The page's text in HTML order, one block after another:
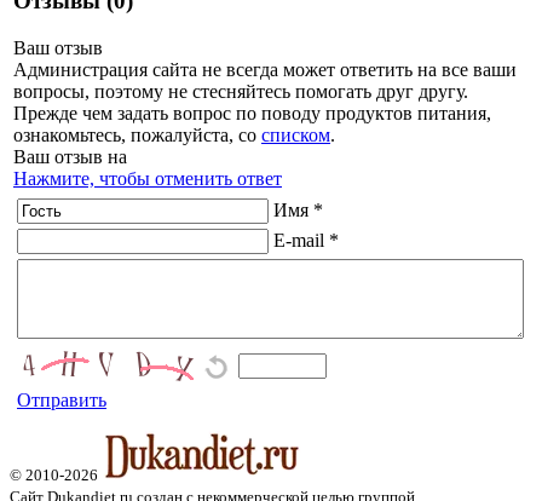
Ваш отзыв
Администрация сайта не всегда может ответить на все ваши
вопросы, поэтому не стесняйтесь помогать друг другу.
Прежде чем задать вопрос по поводу продуктов питания,
ознакомьтесь, пожалуйста, со списком.
Ваш отзыв на
Нажмите, чтобы отменить ответ
Имя *
E-mail *
Отправить
© 2010-2026
Сайт Dukandiet.ru создан с некоммерческой целью группой